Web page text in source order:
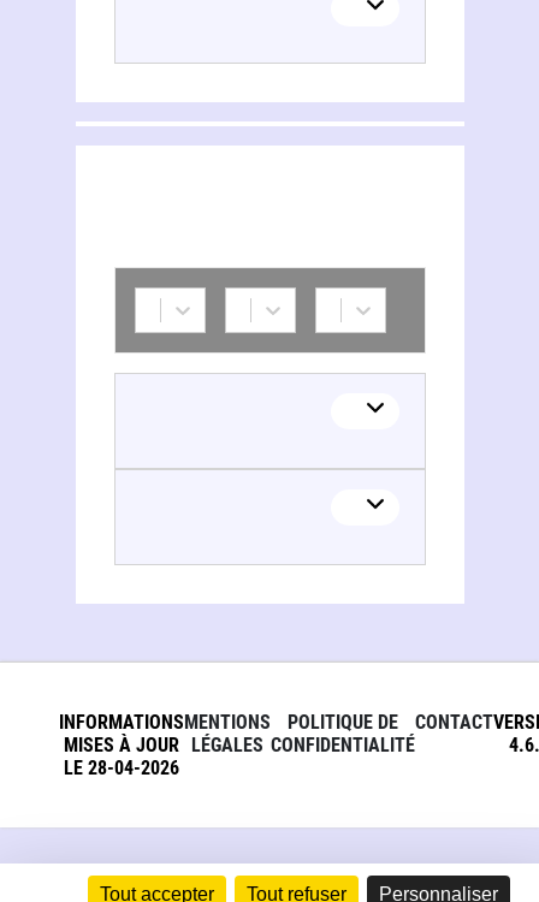
Tout accepter Tout refuser Personnaliser
INFORMATIONS
MISES À JOUR
LE 28-04-2026
MENTIONS
LÉGALES
POLITIQUE DE
CONFIDENTIALITÉ
CONTACT